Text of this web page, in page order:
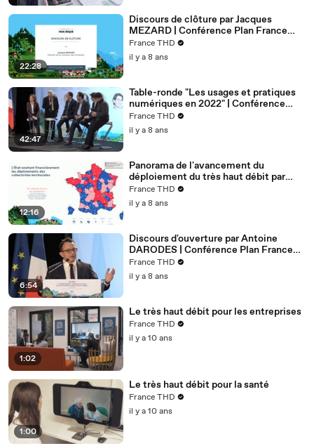
22:28
Discours de clôture par Jacques
MEZARD | Conférence Plan France
Très Haut Débit (4ème édition)
France THD
il y a 8 ans
42:47
Table-ronde "Les usages et pratiques
numériques en 2022" | Conférence
Plan France Très Haut Débit (4ème
édition)
France THD
il y a 8 ans
12:16
Panorama de l'avancement du
déploiement du très haut débit par
Régis BAUDOIN | Conférence Plan
France Très Haut Débit (4ème édition)
France THD
il y a 8 ans
6:54
Discours d'ouverture par Antoine
DARODES | Conférence Plan France
Très Haut Débit (4ème édition)
France THD
il y a 8 ans
1:02
Le très haut débit pour les entreprises
France THD
il y a 10 ans
1:00
Le très haut débit pour la santé
France THD
il y a 10 ans